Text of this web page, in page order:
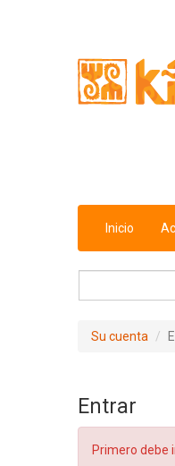
Inicio
Su cuenta
Entrar
Primero debe